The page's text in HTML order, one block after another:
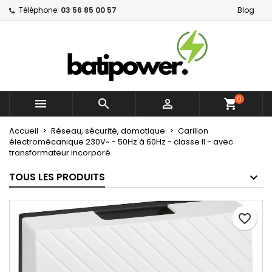
Téléphone: 03 56 85 00 57 Blog
   shopping_cart0
Accueil Réseau, sécurité, domotique
Carillon
électromécanique 230V~ - 50Hz à 60Hz - classe II - avec
transformateur incorporé
TOUS LES PRODUITS
favorite_border
Mes listes d'envies ×
Créer une nouvelle liste
Créer une liste d'envies ×
Nom de la liste d'envies
Annuler Créer une liste d'envies
Connexion ×
Vous devez être connecté pour ajouter des produits
à votre liste d'envies.
Annuler Connexion